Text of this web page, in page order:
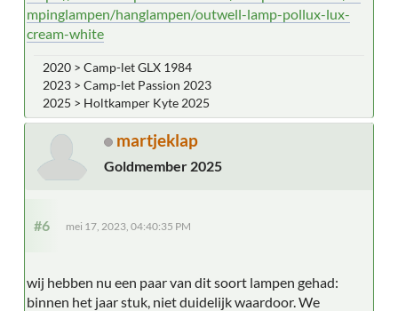
mpinglampen/hanglampen/outwell-lamp-pollux-lux-
cream-white
2020 > Camp-let GLX 1984
2023 > Camp-let Passion 2023
2025 > Holtkamper Kyte 2025
martjeklap
Goldmember 2025
#6 mei 17, 2023, 04:40:35 PM
wij hebben nu een paar van dit soort lampen gehad:
binnen het jaar stuk, niet duidelijk waardoor. We